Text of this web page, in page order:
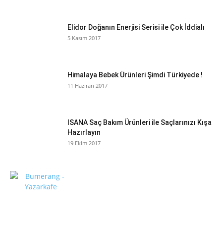
Elidor Doğanın Enerjisi Serisi ile Çok İddialı
5 Kasım 2017
Himalaya Bebek Ürünleri Şimdi Türkiyede !
11 Haziran 2017
ISANA Saç Bakım Ürünleri ile Saçlarınızı Kışa
Hazırlayın
19 Ekim 2017